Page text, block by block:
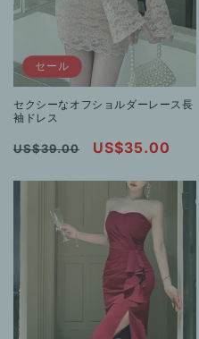
セール
セクシーなオフショルダーレース長
袖ドレス
通
US$39.00
セ
価
格
US$35.00